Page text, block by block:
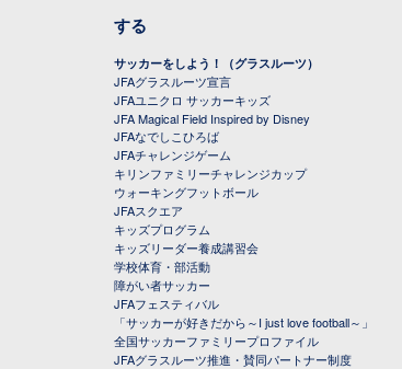
する
サッカーをしよう！（グラスルーツ）
JFAグラスルーツ宣言
JFAユニクロ サッカーキッズ
JFA Magical Field Inspired by Disney
JFAなでしこひろば
JFAチャレンジゲーム
キリンファミリーチャレンジカップ
ウォーキングフットボール
JFAスクエア
キッズプログラム
キッズリーダー養成講習会
学校体育・部活動
障がい者サッカー
JFAフェスティバル
「サッカーが好きだから～I just love football～」
全国サッカーファミリープロファイル
JFAグラスルーツ推進・賛同パートナー制度